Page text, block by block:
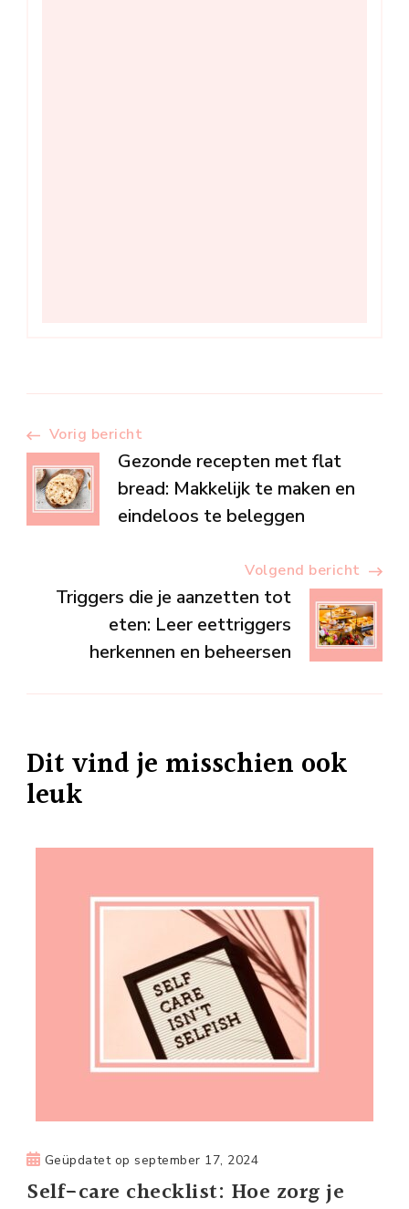
Berichtnavigatie
Vorig bericht
Gezonde recepten met flat
bread: Makkelijk te maken en
eindeloos te beleggen
Volgend bericht
Triggers die je aanzetten tot
eten: Leer eettriggers
herkennen en beheersen
Dit vind je misschien ook
leuk
Geüpdatet op september 17, 2024
Self-care checklist: Hoe zorg je